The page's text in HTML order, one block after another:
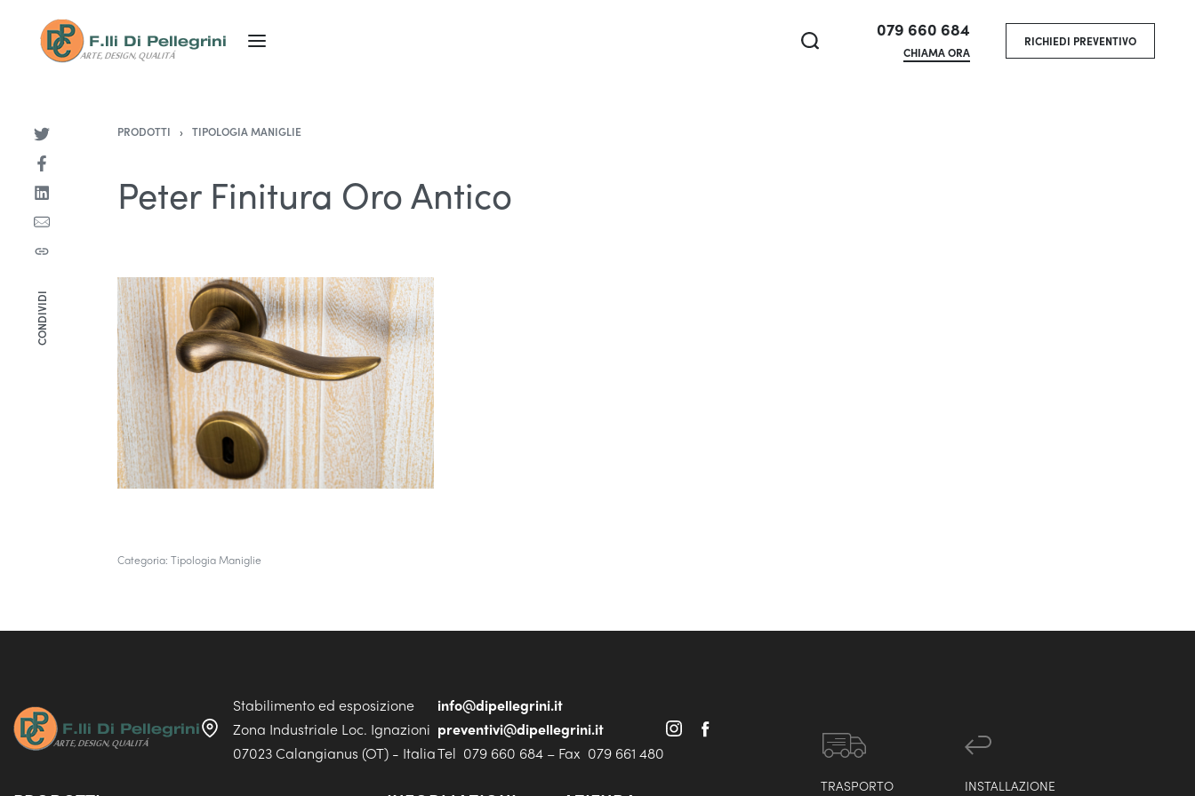
079 660 684
CHIAMA ORA
RICHIEDI PREVENTIVO
CONDIVIDI
PRODOTTI › TIPOLOGIA MANIGLIE
Peter Finitura Oro Antico
Categoria: Tipologia Maniglie
Stabilimento ed esposizione
Zona Industriale Loc. Ignazioni
07023 Calangianus (OT) - Italia
info@dipellegrini.it
preventivi@dipellegrini.it
Tel 079 660 684 – Fax 079 661 480
TRASPORTO INSTALLAZIONE